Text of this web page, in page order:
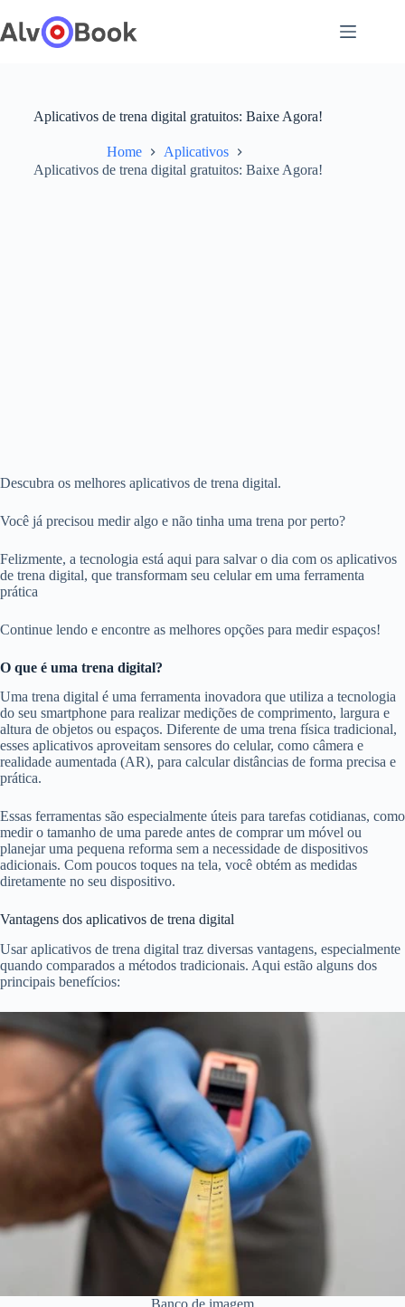
para
o
Aplicativos de trena digital gratuitos: Baixe Agora!
Home
Aplicativos
Aplicativos de trena digital gratuitos: Baixe Agora!
Descubra os melhores aplicativos de trena digital.
Você já precisou medir algo e não tinha uma trena por perto?
Felizmente, a tecnologia está aqui para salvar o dia com os aplicativos
de trena digital, que transformam seu celular em uma ferramenta
prática
Continue lendo e encontre as melhores opções para medir espaços!
O que é uma trena digital?
Uma trena digital é uma ferramenta inovadora que utiliza a tecnologia
do seu smartphone para realizar medições de comprimento, largura e
altura de objetos ou espaços. Diferente de uma trena física tradicional,
esses aplicativos aproveitam sensores do celular, como câmera e
realidade aumentada (AR), para calcular distâncias de forma precisa e
prática.
Essas ferramentas são especialmente úteis para tarefas cotidianas, como
medir o tamanho de uma parede antes de comprar um móvel ou
planejar uma pequena reforma sem a necessidade de dispositivos
adicionais. Com poucos toques na tela, você obtém as medidas
diretamente no seu dispositivo.
Vantagens dos aplicativos de trena digital
Usar aplicativos de trena digital traz diversas vantagens, especialmente
quando comparados a métodos tradicionais. Aqui estão alguns dos
principais benefícios: